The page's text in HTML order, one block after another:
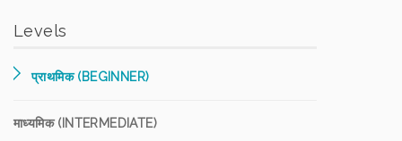
Levels
प्राथमिक (BEGINNER)
माध्यमिक (INTERMEDIATE)